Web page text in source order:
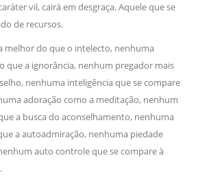
vil, cairá em desgraça. Aquele que se
de recursos.
melhor do que o intelecto, nenhuma
que a ignorância, nenhum pregador mais
nenhuma inteligência que se compare
adoração como a meditação, nenhum
a busca do aconselhamento, nenhuma
a autoadmiração, nenhuma piedade
auto controle que se compare à